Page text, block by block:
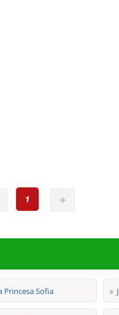
1
Princesa Sofia